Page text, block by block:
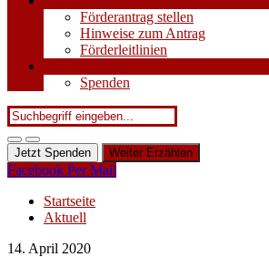
Förderantrag stellen
Hinweise zum Antrag
Förderleitlinien
Spenden
Jetzt Spenden Weiter Erzählen
Facebook Per Mail
Startseite
Aktuell
14. April 2020